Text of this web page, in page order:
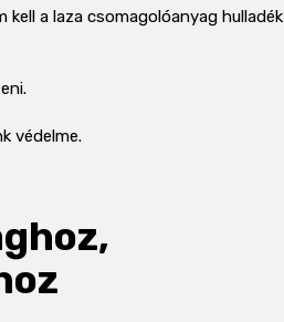
kell a laza csomagolóanyag hulladék
védelme.